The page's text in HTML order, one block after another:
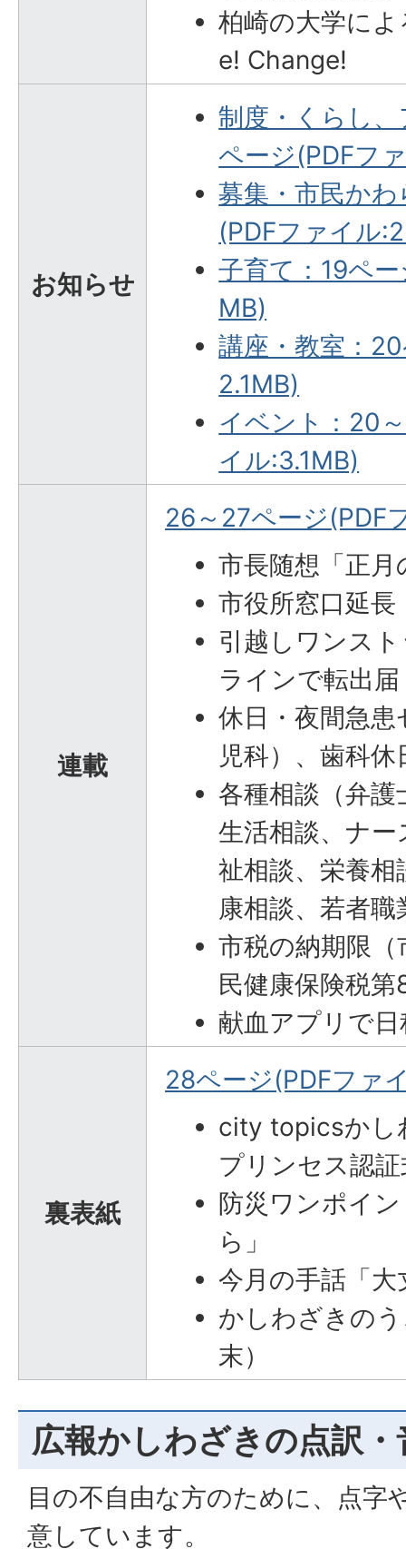
柏崎の大学によ
e! Change!
お知らせ
制度・くらし
ページ(PDFフ
募集・市民か
(PDFファイル
子育て：19ペ
MB)
講座・教室：
2.1MB)
イベント：20
イル:3.1MB)
連載
26～27ページ(PDF
市長随想「正
市役所窓口延長
引越しワンス
ラインで転出届
休日・夜間急
児科）、歯科
各種相談（弁
生活相談、ナ
祉相談、栄養
康相談、若者
市税の納期限
民健康保険税
献血アプリで
裏表紙
28ページ(PDFファ
city topicsかし
プリンセス認
防災ワンポイ
ら」
今月の手話「
かしわざきの
末）
広報かしわざきの点訳・
目の不自由な方のために、点字
意しています。